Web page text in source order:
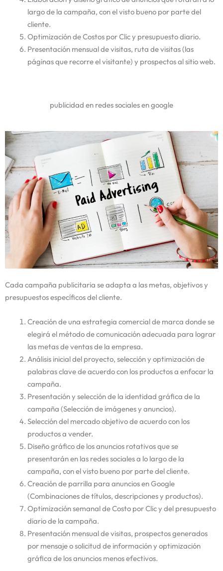
largo de la campaña, con el visto bueno por parte del
cliente.
Optimización de Costos por Clic y presupuesto diario.
Presentación mensual de visitas, ruta de visitas (las
páginas que recorre el visitante) y prospectos al sitio web.
publicidad en redes sociales en google
Cada campaña publicitaria se adapta a las metas, objetivos y
presupuestos específicos del cliente.
Creación de una estrategia comercial de marca donde se
elegirá el método de comunicación adecuada para lograr
las metas de ventas de la empresa.
Análisis inicial del proyecto, selección y optimización de
palabras clave de acuerdo con los productos a enfocar la
campaña.
Presentación y selección de la identidad gráfica de la
campaña (Selección de imágenes y anuncios).
Selección del mercado objetivo de acuerdo con los
productos a vender.
Diseño gráfico de los anuncios rotativos que se
presentarán en las redes sociales a lo largo de la
campaña, con el visto bueno por parte del cliente.
Creación de parrilla para anuncios en Google
(Combinaciones de títulos, descripciones y productos).
Optimización semanal de Costo por Clic y del presupuesto
diario de la campaña.
Presentación mensual de visitas, prospectos generados
por mensaje o solicitud de información y optimización
gráfica de los anuncios menos efectivos.